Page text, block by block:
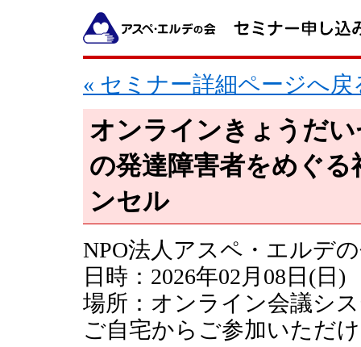
« セミナー詳細ページへ戻
オンラインきょうだ
の発達障害者をめぐ
ンセル
NPO法人アスペ・エルデ
日時：2026年02月08日(日
場所：オンライン会議シ
ご自宅からご参加いただ